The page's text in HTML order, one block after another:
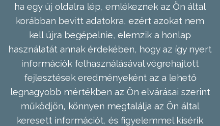
ha egy új oldalra lép, emlékeznek az Ön által
korábban bevitt adatokra, ezért azokat nem
kell újra begépelnie, elemzik a honlap
használatát annak érdekében, hogy az így nyert
információk felhasználásával végrehajtott
fejlesztések eredményeként az a lehető
legnagyobb mértékben az Ön elvárásai szerint
működjön, könnyen megtalálja az Ön által
keresett információt, és figyelemmel kísérik